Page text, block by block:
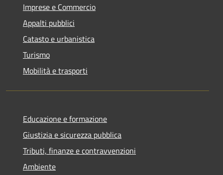
Imprese e Commercio
Appalti pubblici
Catasto e urbanistica
Turismo
Mobilità e trasporti
Educazione e formazione
Giustizia e sicurezza pubblica
Tributi, finanze e contravvenzioni
Ambiente